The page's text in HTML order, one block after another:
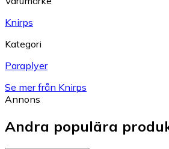
Knirps
Kategori
Paraplyer
Se mer från Knirps
Annons
Andra populära